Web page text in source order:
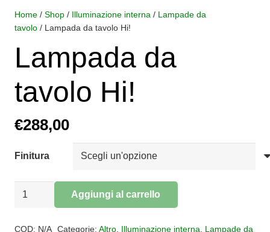
Home / Shop / Illuminazione interna / Lampade da
tavolo / Lampada da tavolo Hi!
Lampada da
tavolo Hi!
€288,00
Finitura
Lampada
Aggiungi al carrello
COD: N/A Categorie: Altro, Illuminazione interna, Lampade da